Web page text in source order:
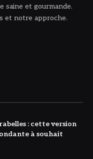
saine et gourmande.
et notre approche.
: cette version
à souhait